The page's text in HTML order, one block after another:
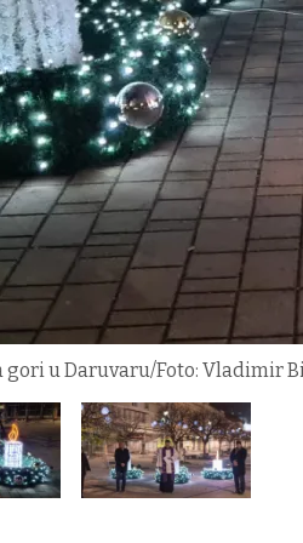
gori u Daruvaru/Foto: Vladimir